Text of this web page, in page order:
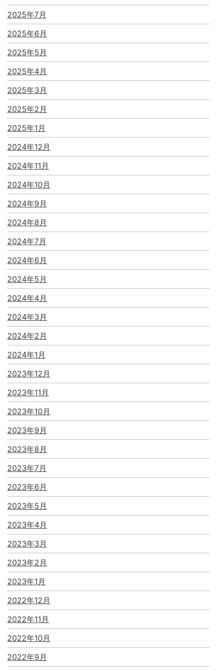
2025年7月
2025年6月
2025年5月
2025年4月
2025年3月
2025年2月
2025年1月
2024年12月
2024年11月
2024年10月
2024年9月
2024年8月
2024年7月
2024年6月
2024年5月
2024年4月
2024年3月
2024年2月
2024年1月
2023年12月
2023年11月
2023年10月
2023年9月
2023年8月
2023年7月
2023年6月
2023年5月
2023年4月
2023年3月
2023年2月
2023年1月
2022年12月
2022年11月
2022年10月
2022年9月